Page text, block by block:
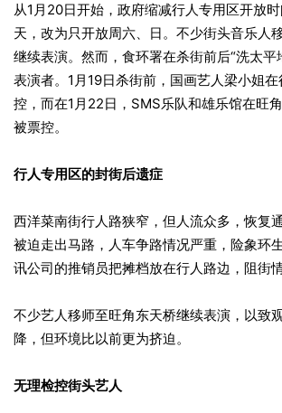
从1月20日开始，政府缩减行人专用区开放
天，改为只开放周六、日。不少街头音乐人
继续表演。然而，食环署在杀街前后“洗太平
表演者。1月19日杀街前，国画艺人梁小姐
控，而在1月22日，SMS乐队和雄乐馆在旺
被票控。
行人专用区的封街后遗症
西洋菜南街行人路狭窄，但人流众多，恢复
被迫走出马路，人车争路情况严重，险象环
讯公司的推销员把摊档放在行人路边，阻街
不少艺人移师至旺角东天桥继续表演，以致
降，但环境比以前更为挤迫。
无理检控街头艺人